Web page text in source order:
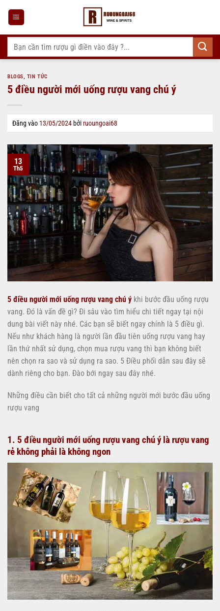
dung
Tìm
kiếm:
BLOGS, TIN TỨC
5 điều người mới uống rượu vang chú ý
Đăng vào 13/05/2024 bởiruoungoai68
13
Th5
5 điều người mới uống rượu vang chú ý khi bước đầu uống rượu
vang. Đó là vấn đề gì? Đi sâu vào tìm hiểu chi tiết ngay tại nội
dung bài viết này nhé. Các bạn sẽ biết ngay chính là 5 điều gì.
Nếu như khách hàng là người lần đầu tiên uống rượu vang hay
lần thứ nhất sử dụng, chọn mua rượu vang thì bạn không biết
nên chọn ra sao và sử dụng ra sao. 5 Điều phối dẫn sau đây sẽ
dành riêng cho bạn. Đào bới ngay sau đây nhé.
Những điều cần biết cho tất cả những người mới bước đầu uống
rượu vang
1. 5 điều người mới uống rượu vang chú ý là rượu vang
rẻ không phải là không ngon